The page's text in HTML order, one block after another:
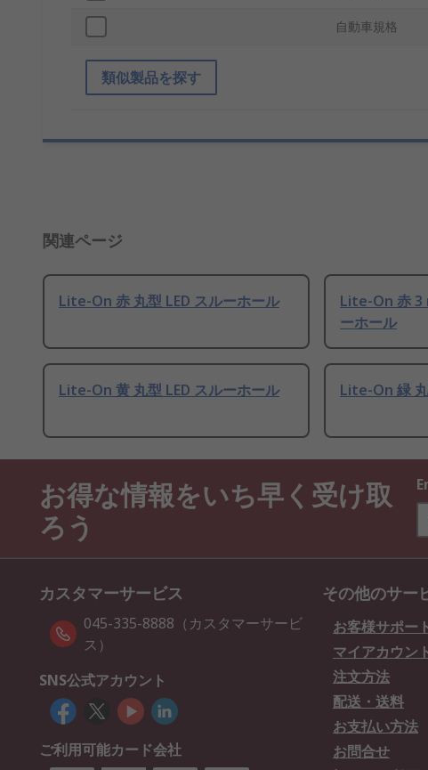
自動車規格
類似製品を探す
関連ページ
Lite-On 赤 丸型 LED スルーホール
Lite-On 赤 3
ーホール
Lite-On 黄 丸型 LED スルーホール Lite-On 緑
お得な情報をいち早く受け取
ろう
カスタマーサービス
045-335-8888（カスタマーサービ
ス）
SNS公式アカウント
ご利用可能カード会社
その他のサー
お客様サポー
マイアカウン
注文方法
配送・送料
お支払い方法
お問合せ